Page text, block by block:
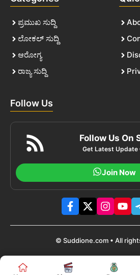
ಪ್ರಮುಖ ಸುದ್ದಿ
ಲೋಕಲ್ ಸುದ್ದಿ
ಆರೋಗ್ಯ
ರಾಜ್ಯ ಸುದ್ದಿ
Follow Us
Follow Us On
Get Latest Update
Join Now
© Suddione.com • All